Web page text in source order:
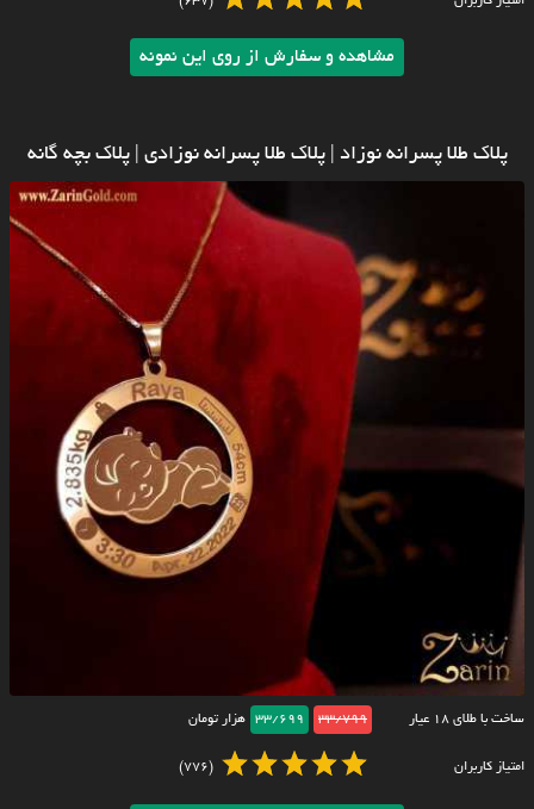
مشاهده و سفارش از روی این نمونه
پلاک طلا پسرانه نوزاد | پلاک طلا پسرانه نوزادی | پلاک بچه گانه
ساخت با طلای ۱۸ عیار 33/799
33/699 هزار تومان
امتیاز کاربران (776)